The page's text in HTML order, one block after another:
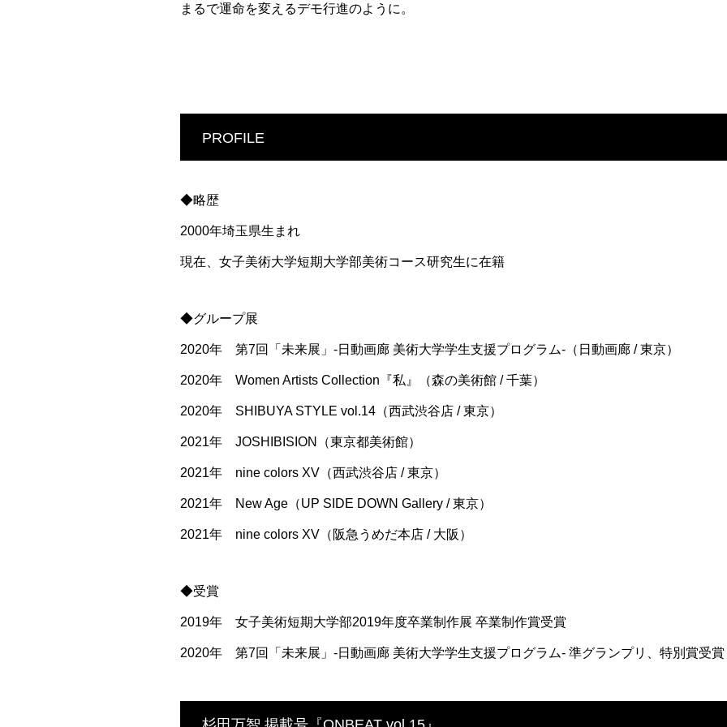
まるで運命を変えるデモ行進のように。
PROFILE
◆略歴
2000年埼玉県生まれ
現在、女子美術大学短期大学部美術コース研究生に在籍
◆グループ展
2020年 第7回「未来展」-日動画廊 美術大学学生支援プログラム-（日動画廊 / 東京）
2020年 Women Artists Collection『私』（森の美術館 / 千葉）
2020年 SHIBUYA STYLE vol.14（西武渋谷店 / 東京）
2021年 JOSHIBISION（東京都美術館）
2021年 nine colors XV（西武渋谷店 / 東京）
2021年 New Age（UP SIDE DOWN Gallery / 東京）
2021年 nine colors XV（阪急うめだ本店 / 大阪）
◆受賞
2019年 女子美術短期大学部2019年度卒業制作展 卒業制作賞受賞
2020年 第7回「未来展」-日動画廊 美術大学学生支援プログラム- 準グランプリ、特別賞受賞